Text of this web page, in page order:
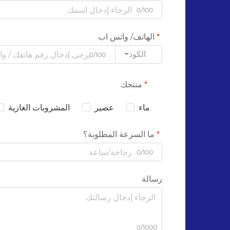
0/100
الهاتف/ واتس اب
الكود
0/100
منتجك
ماء عصير المشروبات الغازية
ما السرعة المطلوبة؟
0/100
رسالة
0/1000